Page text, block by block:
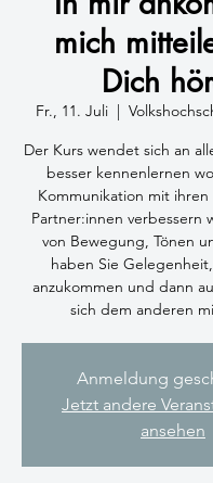
mich
Dich
Fr., 11. Juli
  |
Der Kurs wendet sich an
besser kennenlernen
Kommunikation mit
Partner:innen verbessern
von Bewegung, Tönen
haben Sie
anzukommen und dann
sich dem anderen
Anmeldung
Jetzt andere
ansehen